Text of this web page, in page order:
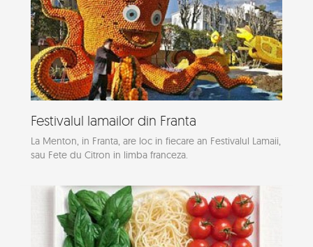
Festivalul lamailor din Franta
La Menton, in Franta, are loc in fiecare an Festivalul Lamaii,
sau Fete du Citron in limba franceza.